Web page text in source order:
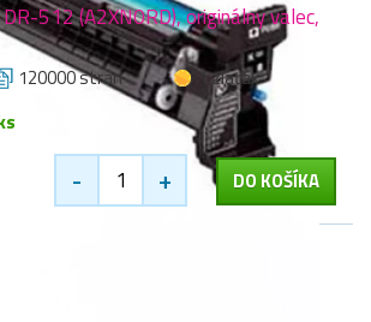
512 (A2XN0RD), originálny valec,
120000 stran
1 zlaťák
- + DO KOŠÍKA